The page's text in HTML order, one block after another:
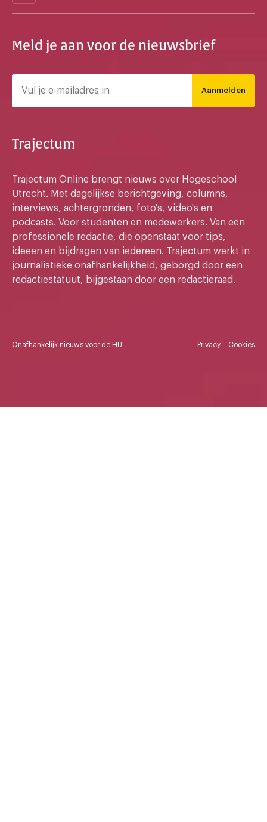
Meld je aan voor de nieuwsbrief
Aanmelden
Trajectum
Trajectum Online brengt nieuws over Hogeschool
Utrecht. Met dagelijkse berichtgeving, columns,
interviews, achtergronden, foto's, video's en
podcasts. Voor studenten en medewerkers. Van een
professionele redactie, die openstaat voor tips,
ideeen en bijdragen van iedereen. Trajectum werkt in
journalistieke onafhankelijkheid, geborgd door een
redactiestatuut, bijgestaan door een redactieraad.
Onafhankelijk nieuws voor de HU Privacy Cookies